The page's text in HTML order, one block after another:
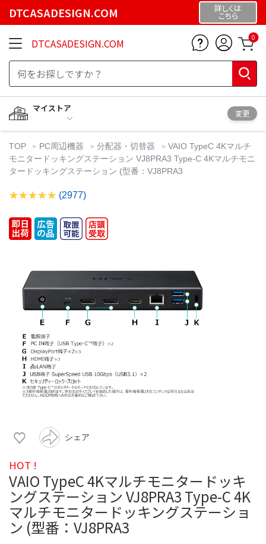
DTCASADESIGN.COM 詳しくは
こちら
DTCASADESIGN.COM 0
マイストア
変更
TOP PC周辺機器 分配器・切替器
VAIO TypeC 4Kマルチ
モニタードッキングステーション VJ8PRA3 Type-C 4Kマルチモニ
タードッキングステーション (型番：VJ8PRA3
(2977)
シェア
HOT !
VAIO TypeC 4Kマルチモニタードッキ
ングステーション VJ8PRA3 Type-C 4K
マルチモニタードッキングステーショ
ン (型番：VJ8PRA3